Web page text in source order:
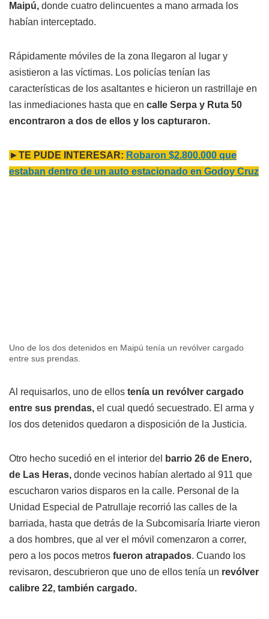
Maipú, donde cuatro delincuentes a mano armada los
habían interceptado.
Rápidamente móviles de la zona llegaron al lugar y
asistieron a las víctimas. Los policías tenían las
características de los asaltantes e hicieron un rastrillaje en
las inmediaciones hasta que en calle Serpa y Ruta 50
encontraron a dos de ellos y los capturaron.
►TE PUDE INTERESAR: Robaron $2.800.000 que
estaban dentro de un auto estacionado en Godoy Cruz
Uno de los dos detenidos en Maipú tenía un revólver cargado
entre sus prendas.
Al requisarlos, uno de ellos tenía un revólver cargado
entre sus prendas, el cual quedó secuestrado. El arma y
los dos detenidos quedaron a disposición de la Justicia.
Otro hecho sucedió en el interior del
barrio 26 de Enero,
de Las Heras, donde vecinos habían alertado al 911 que
escucharon varios disparos en la calle. Personal de la
Unidad Especial de Patrullaje recorrió las calles de la
barriada, hasta que detrás de la Subcomisaría Iriarte vieron
a dos hombres, que al ver el móvil comenzaron a correr,
pero a los pocos metros fueron atrapados. Cuando los
revisaron, descubrieron que uno de ellos tenía un revólver
calibre 22, también cargado.